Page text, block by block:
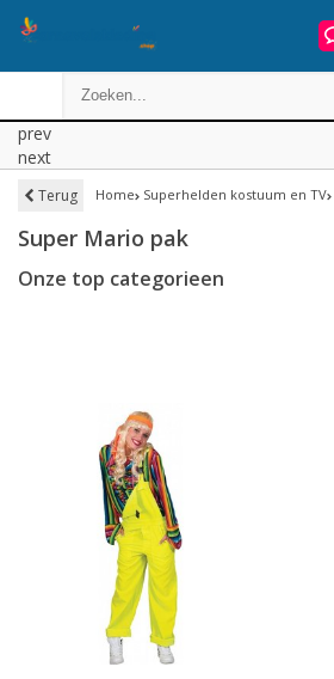
prev
next
Terug Home Superhelden kostuum en TV
Super Mario pak
Onze top categorieen